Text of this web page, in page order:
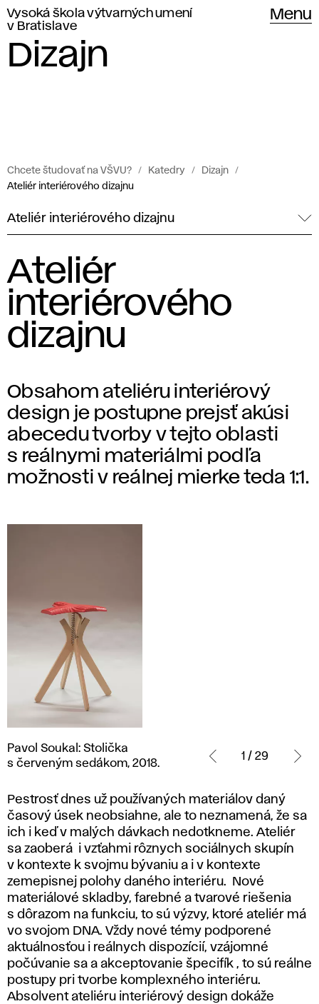
Vysoká škola výtvarných umení
v Bratislave
Menu
Dizajn
Chcete študovať na VŠVU? Katedry
Dizajn
Ateliér interiérového dizajnu
Ateliér interiérového dizajnu
Ateliér
interiérového
dizajnu
Obsahom ateliéru interiérový
design je postupne prejsť akúsi
abecedu tvorby v tejto oblasti
s reálnymi materiálmi podľa
možnosti v reálnej mierke teda 1:1.
Soukal:
Stolička
sedákom,
2018.
Pavol Soukal: Stolička
s červeným sedákom, 2018.
1 / 29
Pestrosť dnes už používaných materiálov daný
časový úsek neobsiahne, ale to neznamená, že sa
ich i keď v malých dávkach nedotkneme. Ateliér
sa zaoberá i vzťahmi rôznych sociálnych skupín
v kontexte k svojmu bývaniu a i v kontexte
zemepisnej polohy daného interiéru. Nové
materiálové skladby, farebné a tvarové riešenia
s dôrazom na funkciu, to sú výzvy, ktoré ateliér má
vo svojom DNA. Vždy nové témy podporené
aktuálnosťou i reálnych dispozícií, vzájomné
počúvanie sa a akceptovanie špecifík , to sú reálne
postupy pri tvorbe komplexného interiéru.
Absolvent ateliéru interiérový design dokáže